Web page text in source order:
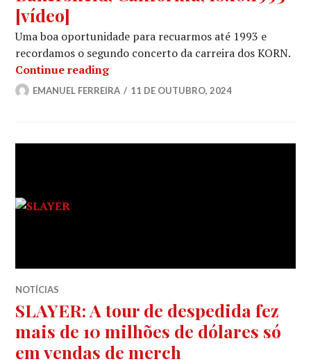
[vídeo]
Uma boa oportunidade para recuarmos até 1993 e
recordamos o segundo concerto da carreira dos KORN.
Continue readingRETROVISOR: Korn, «Blind» @
EMANUEL FERREIRA 11 DE OUTUBRO, 2024
NOTÍCIAS
SLAYER: A tour de despedida fez
mais de 10 milhões de dólares só
em vendas de merch